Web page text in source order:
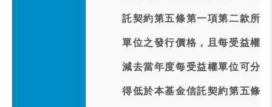
託契約第五條第一項第二款所
單位之發行價格，且每受益權
減去當年度每受益權單位可分
得低於本基金信託契約第五條